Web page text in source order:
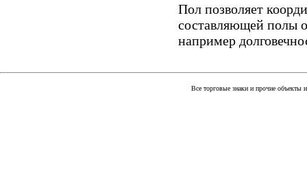
Пол позволяет
составляющей полы
например
Все торговые знаки и прочие объекты